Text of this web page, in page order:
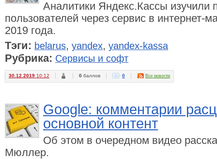
Аналитики Яндекс.Кассы изучили
пользователей через сервис в интернет-
2019 года.
Тэги: belarus, yandex, yandex-kassa
Рубрика: Сервисы и софт
30.12.2019 10:12 0 баллов 0 Все новости
Google: комментарии
основной контент
Об этом в очередном видео
Мюллер.